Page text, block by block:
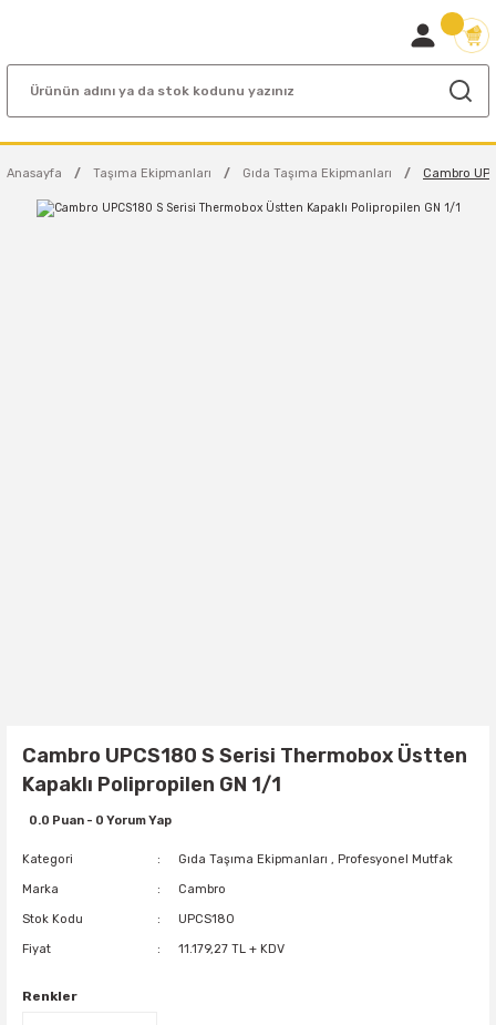
Anasayfa Taşıma Ekipmanları Gıda Taşıma Ekipmanları Cambro
Cambro UPCS180 S Serisi Thermobox Üstten
Kapaklı Polipropilen GN 1/1
0.0 Puan - 0 Yorum Yap
Kategori Gıda Taşıma Ekipmanları , Profesyonel Mutfak
Marka Cambro
Stok Kodu UPCS180
Fiyat 11.179,27 TL + KDV
Renkler